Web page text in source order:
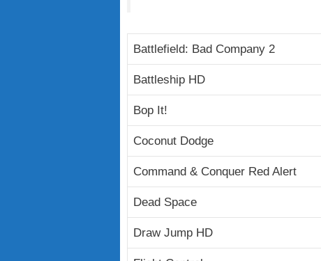
Battlefield: Bad Company 2
Battleship HD
Bop It!
Coconut Dodge
Command & Conquer Red Alert
Dead Space
Draw Jump HD